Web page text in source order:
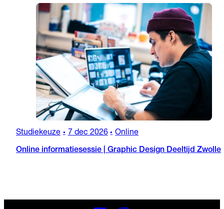
Studiekeuze • 7 dec 2026 • Online
Online informatiesessie | Graphic Design Deeltijd Zwolle